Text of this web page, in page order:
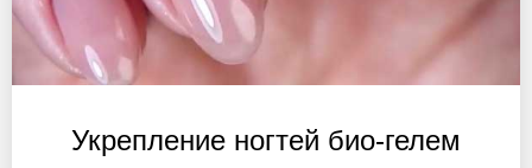
Укрепление ногтей био-гелем